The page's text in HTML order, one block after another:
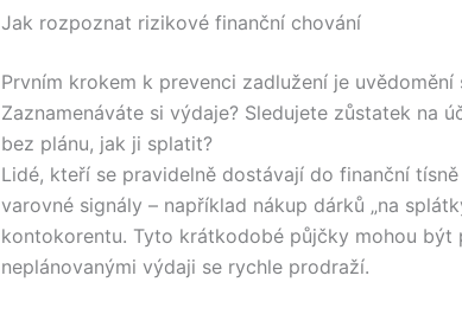
Jak rozpoznat rizikové finanční chování
Prvním krokem k prevenci zadlužení je uvědomění
Zaznamenáváte si výdaje? Sledujete zůstatek na
bez plánu, jak ji splatit?
Lidé, kteří se pravidelně dostávají do finanční
varovné signály – například nákup dárků „na
kontokorentu. Tyto krátkodobé půjčky mohou být
neplánovanými výdaji se rychle prodraží.